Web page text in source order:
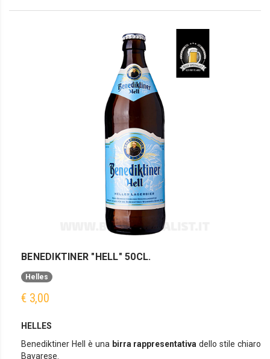
BENEDIKTINER "HELL" 50CL.
Helles
€ 3,00
HELLES
Benediktiner Hell è una birra rappresentativadello stile chiaro
Bavarese.